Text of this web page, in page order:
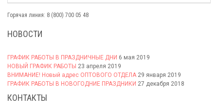
Горячая линия: 8 (800) 700 05 48
НОВОСТИ
ГРАФИК РАБОТЫ В ПРАЗДНИЧНЫЕ ДНИ 6 мая 2019
НОВЫЙ ГРАФИК РАБОТЫ 23 апреля 2019
ВНИМАНИЕ! Новый адрес ОПТОВОГО ОТДЕЛА 29 января 2019
ГРАФИК РАБОТЫ В НОВОГОДНИЕ ПРАЗДНИКИ 27 декабря 2018
КОНТАКТЫ